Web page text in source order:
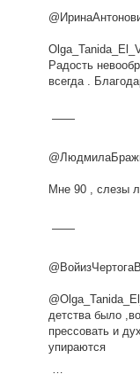
Радость
всегда .
——
Мне 90 , слезы
——
детства было
прессовать и
упираются
…